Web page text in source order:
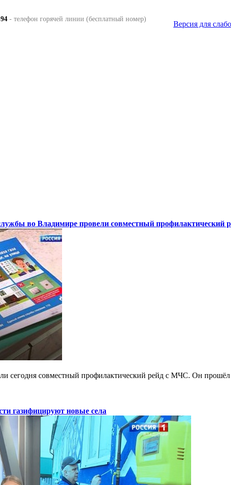
Версия для
- телефон горячей линии (бесплатный номер)
во Владимире провели совместный профилактический
сегодня совместный профилактический рейд с МЧС. Он прошёл
газифицируют новые села